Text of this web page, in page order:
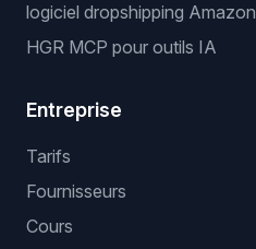
logiciel dropshipping Amazon
HGR MCP pour outils IA
Entreprise
Tarifs
Fournisseurs
Cours